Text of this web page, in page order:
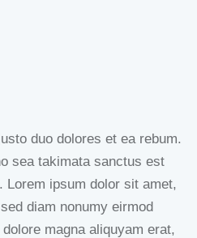
duo dolores et ea rebum.
sea takimata sanctus est
Lorem ipsum dolor sit amet,
diam nonumy eirmod
magna aliquyam erat,